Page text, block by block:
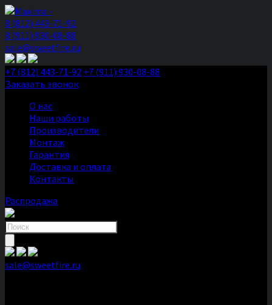
8 (812) 443-71-92
8 (911) 930-08-88
sale@sweetfire.ru
+7 (812) 443-71-92 +7 (911) 930-08-88
Заказать звонок
О нас
Наши работы
Производители
Монтаж
Гарантия
Доставка и оплата
Контакты
Распродажа
Поиск
товаров
sale@sweetfire.ru